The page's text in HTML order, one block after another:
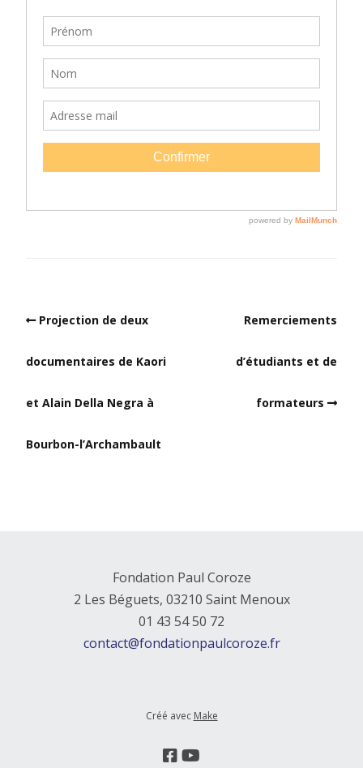
Projection de deux
documentaires de Kaori
et Alain Della Negra à
Bourbon-l’Archambault
Remerciements
d’étudiants et de
formateurs
Fondation Paul Coroze
2 Les Béguets, 03210 Saint Menoux
01 43 54 50 72
contact@fondationpaulcoroze.fr
Créé avec Make